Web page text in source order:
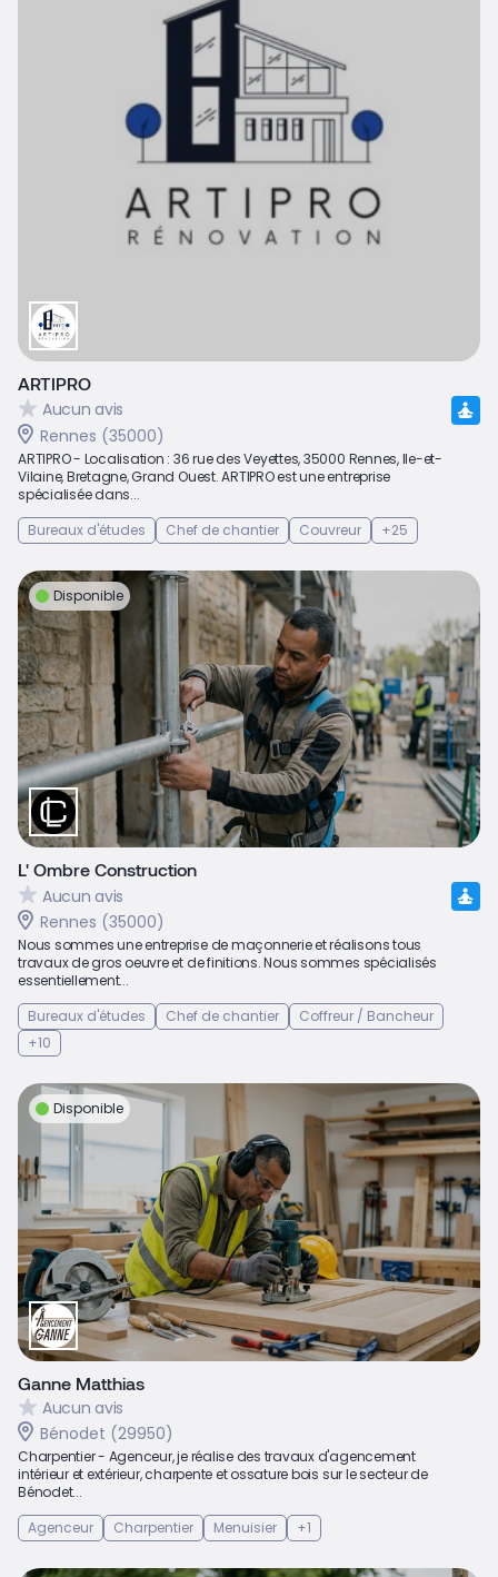
ARTIPRO
Aucun avis
Rennes (35000)
ARTIPRO - Localisation : 36 rue des Veyettes, 35000 Rennes, Ile-et-
Vilaine, Bretagne, Grand Ouest. ARTIPRO est une entreprise
spécialisée dans...
Bureaux d'études
Chef de chantier Couvreur +25
Disponible
L' Ombre Construction
Aucun avis
Rennes (35000)
Nous sommes une entreprise de maçonnerie et réalisons tous
travaux de gros oeuvre et de finitions. Nous sommes spécialisés
essentiellement...
Bureaux d'études
Chef de chantier
Coffreur / Bancheur
+10
Disponible
Ganne Matthias
Aucun avis
Bénodet (29950)
Charpentier - Agenceur, je réalise des travaux d'agencement
intérieur et extérieur, charpente et ossature bois sur le secteur de
Bénodet...
Agenceur
Charpentier Menuisier +1